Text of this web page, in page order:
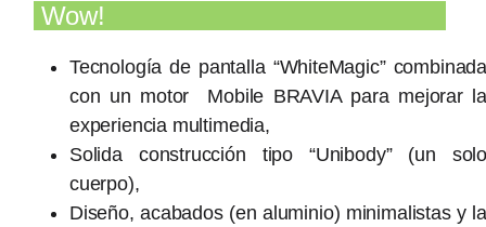
Wow!
Tecnología de pantalla “WhiteMagic” combinada
con un motor Mobile BRAVIA para mejorar la
experiencia multimedia,
Solida construcción tipo “Unibody” (un solo
cuerpo),
Diseño, acabados (en aluminio) minimalistas y la